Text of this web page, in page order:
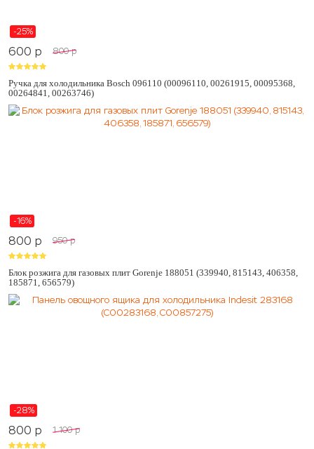
-25%
600 p 800 p
Ручка для холодильника Bosch 096110 (00096110, 00261915, 00095368,
00264841, 00263746)
-16%
800 p 950 p
Блок розжига для газовых плит Gorenje 188051 (339940, 815143, 406358,
185871, 656579)
-28%
800 p 1 100 p